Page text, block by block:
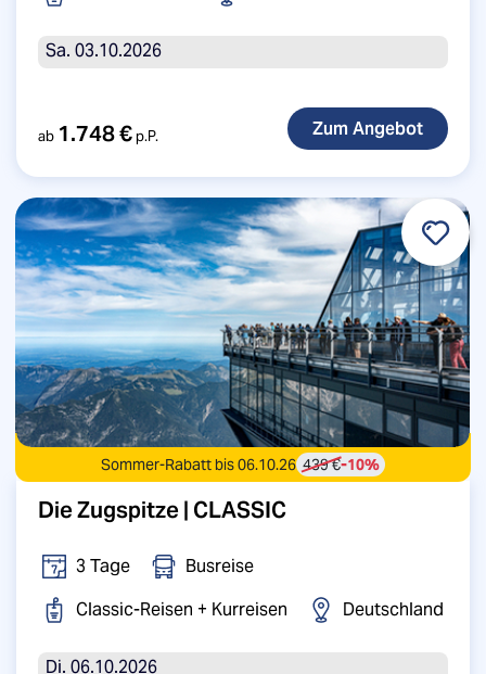
Sa. 03.10.2026
ab 1.748 €p.P.
Sommer-Rabatt bis 06.10.26 439 €-10%
Die Zugspitze | CLASSIC
3 Tage
Busreise
Classic-Reisen + Kurreisen
Deutschland
Di. 06.10.2026